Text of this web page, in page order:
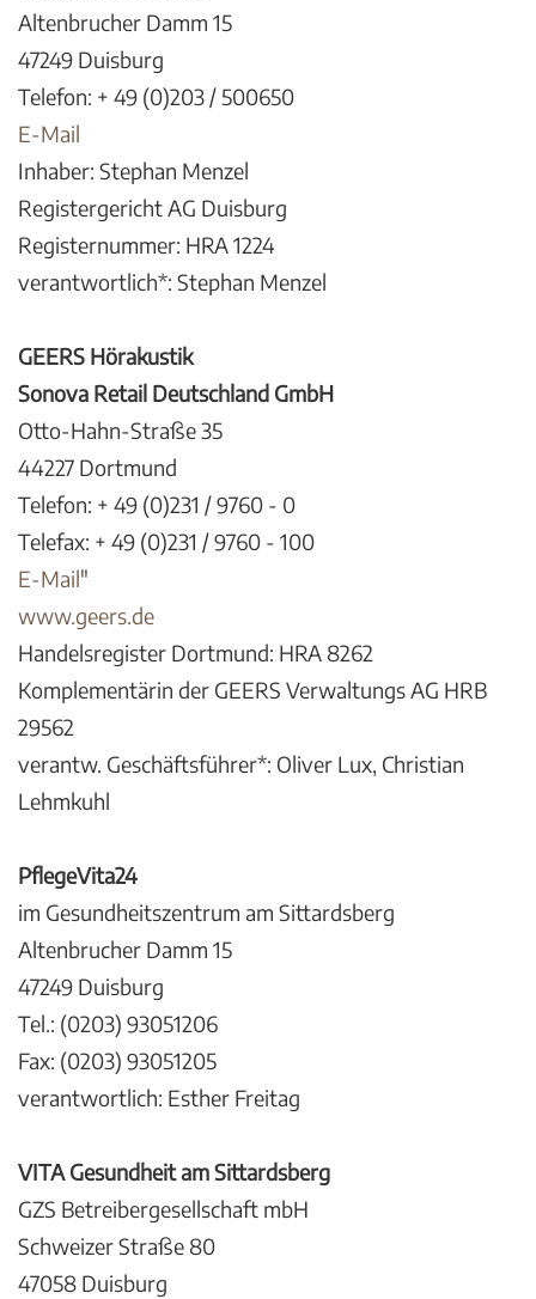
Altenbrucher Damm 15
47249 Duisburg
Telefon: + 49 (0)203 / 500650
E-Mail
Inhaber: Stephan Menzel
Registergericht AG Duisburg
Registernummer: HRA 1224
verantwortlich*: Stephan Menzel
GEERS Hörakustik
Sonova Retail Deutschland GmbH
Otto-Hahn-Straße 35
44227 Dortmund
Telefon: + 49 (0)231 / 9760 - 0
Telefax: + 49 (0)231 / 9760 - 100
E-Mail"
www.geers.de
Handelsregister Dortmund: HRA 8262
Komplementärin der GEERS Verwaltungs AG HRB
29562
verantw. Geschäftsführer*: Oliver Lux, Christian
Lehmkuhl
PflegeVita24
im Gesundheitszentrum am Sittardsberg
Altenbrucher Damm 15
47249 Duisburg
Tel.: (0203) 93051206
Fax: (0203) 93051205
verantwortlich: Esther Freitag
VITA Gesundheit am Sittardsberg
GZS Betreibergesellschaft mbH
Schweizer Straße 80
47058 Duisburg